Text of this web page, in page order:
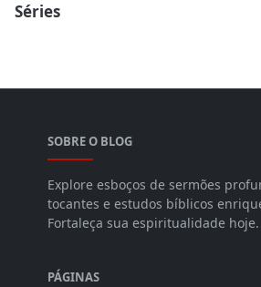
Séries
SOBRE O BLOG
Explore esboços de sermões
tocantes e estudos bíblicos
Fortaleça sua espiritualidade hoje.
PÁGINAS